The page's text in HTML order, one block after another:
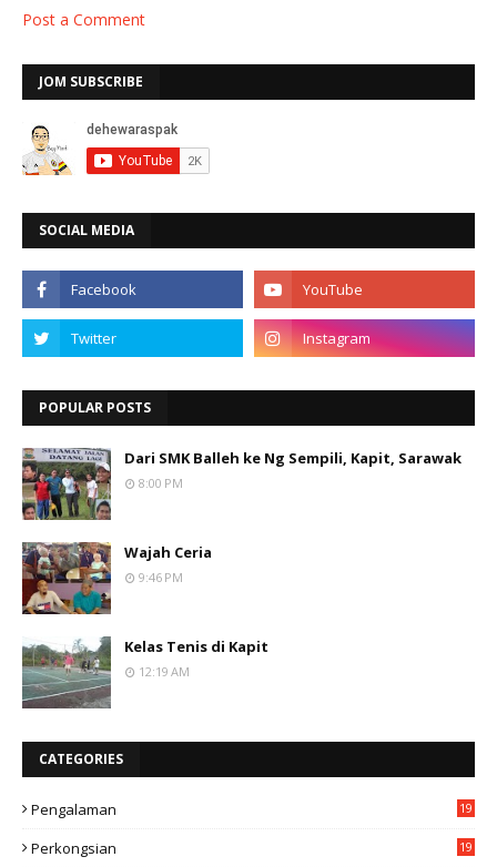
Post a Comment
JOM SUBSCRIBE
SOCIAL MEDIA
POPULAR POSTS
Dari SMK Balleh ke Ng Sempili, Kapit, Sarawak
8:00 PM
Wajah Ceria
9:46 PM
Kelas Tenis di Kapit
12:19 AM
CATEGORIES
Pengalaman 19
Perkongsian 19